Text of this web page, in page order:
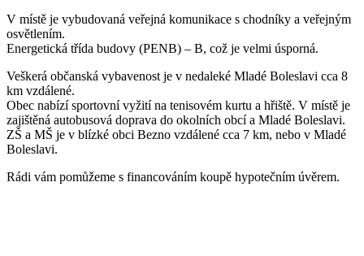
V místě je vybudovaná veřejná komunikace s chodníky a veřejným
osvětlením.
Energetická třída budovy (PENB) – B, což je velmi úsporná.
Veškerá občanská vybavenost je v nedaleké Mladé Boleslavi cca 8
km vzdálené.
Obec nabízí sportovní vyžití na tenisovém kurtu a hřiště. V místě je
zajištěná autobusová doprava do okolních obcí a Mladé Boleslavi.
ZŠ a MŠ je v blízké obci Bezno vzdálené cca 7 km, nebo v Mladé
Boleslavi.
Rádi vám pomůžeme s financováním koupě hypotečním úvěrem.